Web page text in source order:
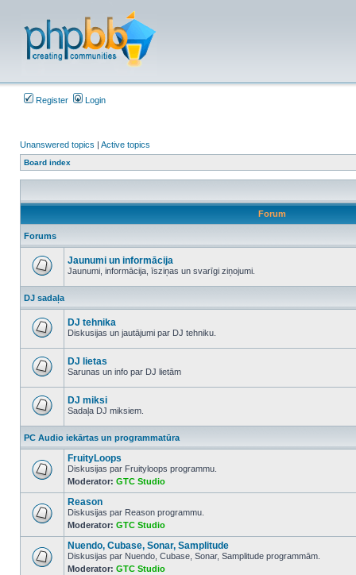
Register Login
Unanswered topics | Active topics
Board index
Forum
Forums
unread
posts
Jaunumi un informācija
Jaunumi, informācija, īsziņas un svarīgi ziņojumi.
DJ sadaļa
unread
posts
DJ tehnika
Diskusijas un jautājumi par DJ tehniku.
unread
posts
DJ lietas
Sarunas un info par DJ lietām
unread
posts
DJ miksi
Sadaļa DJ miksiem.
PC Audio iekārtas un programmatūra
No
unread
posts
FruityLoops
Diskusijas par Fruityloops programmu.
Moderator: GTC Studio
No
unread
posts
Reason
Diskusijas par Reason programmu.
Moderator: GTC Studio
No
Nuendo, Cubase, Sonar, Samplitude
Diskusijas par Nuendo, Cubase, Sonar, Samplitude programmām.
Moderator: GTC Studio